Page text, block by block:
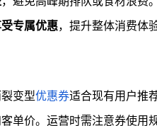
专属优惠，提升整体消费体验
变型优惠券适合现有用户推
单价。运营时需注意券使用